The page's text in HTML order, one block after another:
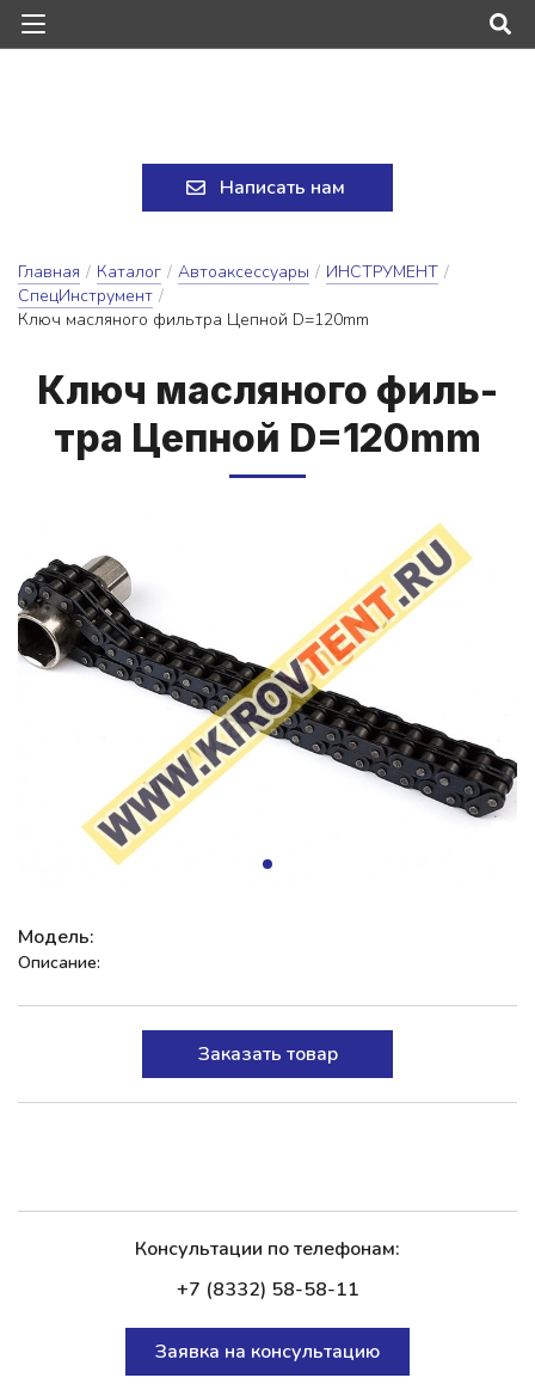
Написать нам
Главная / Каталог / Автоаксессуары / ИНСТРУМЕНТ /
СпецИнструмент /
Ключ масляного фильтра Цепной D=120mm
Ключ мас­ля­но­го филь­
тра Цеп­ной D=120mm
Модель:
Описание:
Заказать товар
Консультации по телефонам:
+7 (8332) 58-58-11
Заявка на консультацию